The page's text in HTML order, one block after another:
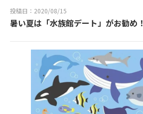
投稿日：2020/08/15
暑い夏は「水族館デート」がお勧め！